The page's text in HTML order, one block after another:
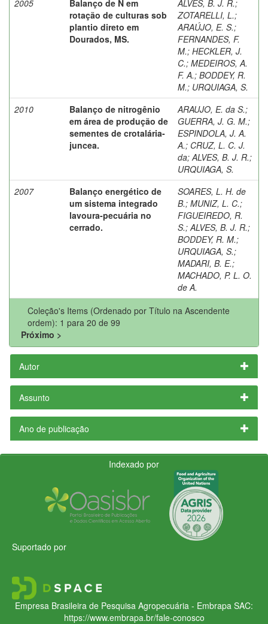
2005
Balanço de N em
rotação de culturas sob
plantio direto em
Dourados, MS.
ALVES, B. J. R.;
ZOTARELLI, L.;
ARAÚJO, E. S.;
FERNANDES, F.
M.; HECKLER, J.
C.; MEDEIROS, A.
F. A.; BODDEY, R.
M.; URQUIAGA, S.
2010
Balanço de nitrogênio
em área de produção de
sementes de crotalária-
juncea.
ARAUJO, E. da S.;
GUERRA, J. G. M.;
ESPINDOLA, J. A.
A.; CRUZ, L. C. J.
da; ALVES, B. J. R.;
URQUIAGA, S.
2007
Balanço energético de
um sistema integrado
lavoura-pecuária no
cerrado.
SOARES, L. H. de
B.; MUNIZ, L. C.;
FIGUEIREDO, R.
S.; ALVES, B. J. R.;
BODDEY, R. M.;
URQUIAGA, S.;
MADARI, B. E.;
MACHADO, P. L. O.
de A.
Coleção's Items (Ordenado por Título na Ascendente
ordem): 1 para 20 de 99
Próximo >
Autor
Assunto
Ano de publicação
Indexado por
Suportado por
Empresa Brasileira de Pesquisa Agropecuária - Embrapa SAC:
https://www.embrapa.br/fale-conosco